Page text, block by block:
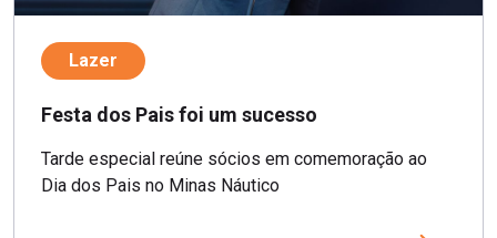
Lazer
Festa dos Pais foi um sucesso
Tarde especial reúne sócios em comemoração ao
Dia dos Pais no Minas Náutico